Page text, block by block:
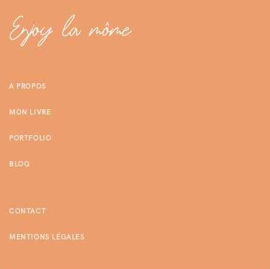
A PROPOS
MON LIVRE
PORTFOLIO
BLOG
CONTACT
MENTIONS LÉGALES